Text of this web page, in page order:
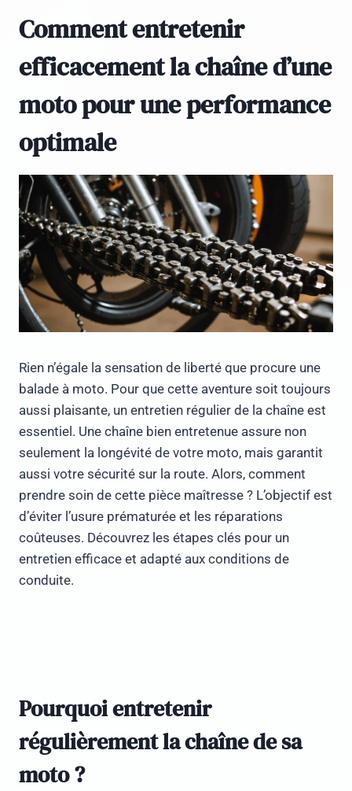
Comment entretenir
efficacement la chaîne d’une
moto pour une performance
optimale
Rien n’égale la sensation de liberté que procure une
balade à moto. Pour que cette aventure soit toujours
aussi plaisante, un entretien régulier de la chaîne est
essentiel. Une chaîne bien entretenue assure non
seulement la longévité de votre moto, mais garantit
aussi votre sécurité sur la route. Alors, comment
prendre soin de cette pièce maîtresse ? L’objectif est
d’éviter l’usure prématurée et les réparations
coûteuses. Découvrez les étapes clés pour un
entretien efficace et adapté aux conditions de
conduite.
Pourquoi entretenir
régulièrement la chaîne de sa
moto ?